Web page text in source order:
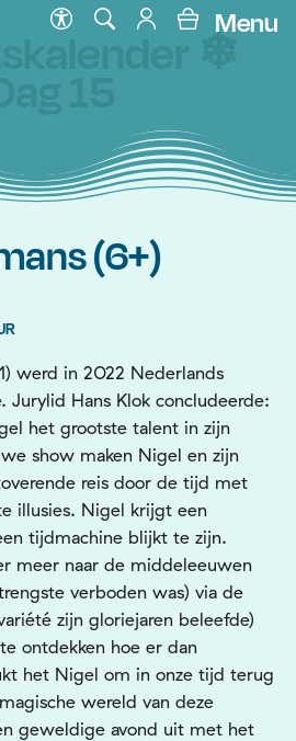
Menu
(6+)
werd in 2022 Nederlands
Jurylid Hans Klok concludeerde:
het grootste talent in zijn
show maken Nigel en zijn
reis door de tijd met
illusies. Nigel krijgt een
tijdmachine blijkt te zijn.
meer naar de middeleeuwen
verboden was) via de
zijn gloriejaren beleefde)
ontdekken hoe er dan
het Nigel om in onze tijd terug
wereld van deze
geweldige avond uit met het